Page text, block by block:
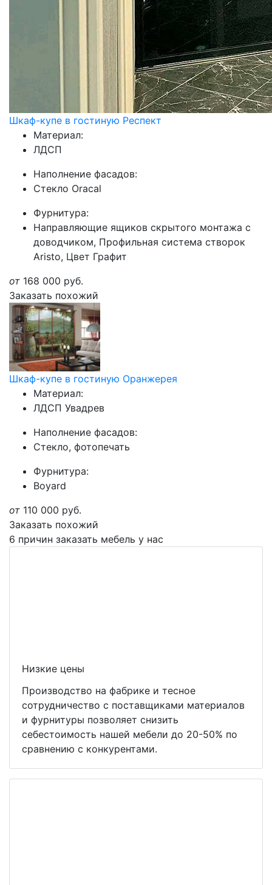
Шкаф-купе в гостиную Респект
Материал:
ЛДСП
Наполнение фасадов:
Стекло Oracal
Фурнитура:
Направляющие ящиков скрытого монтажа с
доводчиком, Профильная система створок
Aristo, Цвет Графит
от 168 000 руб.
Заказать похожий
Шкаф-купе в гостиную Оранжерея
Материал:
ЛДСП Увадрев
Наполнение фасадов:
Стекло, фотопечать
Фурнитура:
Boyard
от 110 000 руб.
Заказать похожий
6 причин заказать мебель у нас
Низкие цены
Производство на фабрике и тесное
сотрудничество с поставщиками материалов
и фурнитуры позволяет снизить
себестоимость нашей мебели до 20-50% по
сравнению с конкурентами.